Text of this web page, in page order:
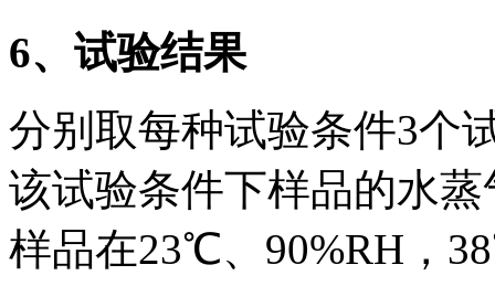
6、试验结果
分别取每种试验条件3个
该试验条件下样品的水
样品在23℃、90%RH，